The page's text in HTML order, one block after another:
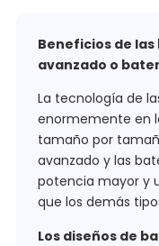
Beneficios de
avanzado o
La tecnología de
enormemente en
tamaño por
avanzado y las
potencia mayor y
que los demás
Los diseños de